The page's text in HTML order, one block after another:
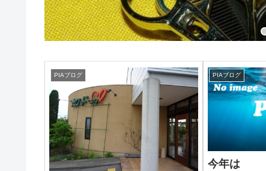
PIAブログ PIAブログ
今年は